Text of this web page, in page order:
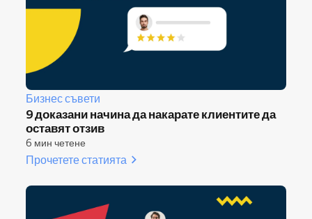
Бизнес съвети
9 доказани начина да накарате клиентите да
оставят отзив
6 мин четене
Прочетете статията